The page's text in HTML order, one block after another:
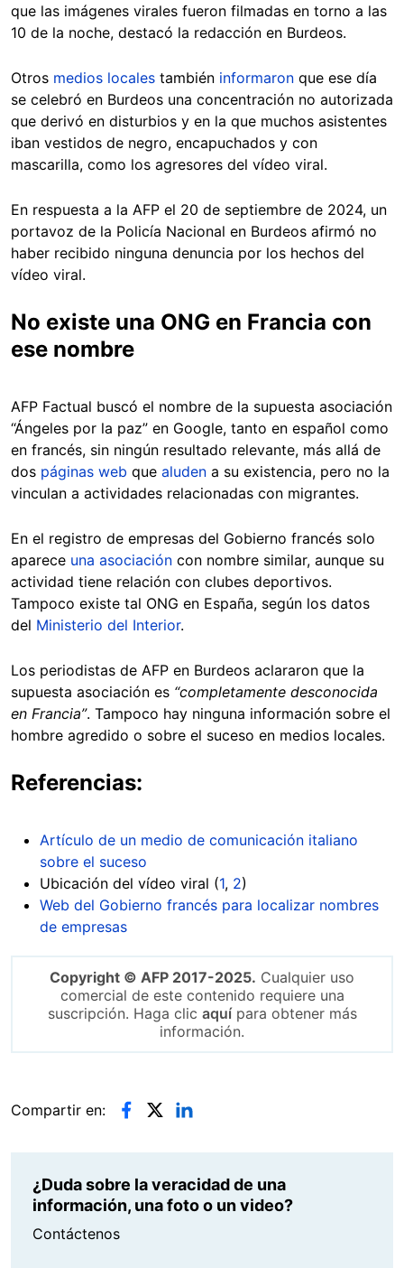
que las imágenes virales fueron filmadas en torno a las
10 de la noche, destacó la redacción en Burdeos.
Otros medios locales también informaron que ese día
se celebró en Burdeos una concentración no autorizada
que derivó en disturbios y en la que muchos asistentes
iban vestidos de negro, encapuchados y con
mascarilla, como los agresores del vídeo viral.
En respuesta a la AFP el 20 de septiembre de 2024, un
portavoz de la Policía Nacional en Burdeos afirmó no
haber recibido ninguna denuncia por los hechos del
vídeo viral.
No existe una ONG en Francia con
ese nombre
AFP Factual buscó el nombre de la supuesta asociación
“Ángeles por la paz” en Google, tanto en español como
en francés, sin ningún resultado relevante, más allá de
dos páginas web que aluden a su existencia, pero no la
vinculan a actividades relacionadas con migrantes.
En el registro de empresas del Gobierno francés solo
aparece una asociación con nombre similar, aunque su
actividad tiene relación con clubes deportivos.
Tampoco existe tal ONG en España, según los datos
del Ministerio del Interior.
Los periodistas de AFP en Burdeos aclararon que la
supuesta asociación es “completamente desconocida
en Francia”. Tampoco hay ninguna información sobre el
hombre agredido o sobre el suceso en medios locales.
Referencias:
Artículo de un medio de comunicación italiano
sobre el suceso
Ubicación del vídeo viral (1, 2)
Web del Gobierno francés para localizar nombres
de empresas
Copyright © AFP 2017-2025. Cualquier uso
comercial de este contenido requiere una
suscripción. Haga clic aquípara obtener más
información.
Compartir en:
¿Duda sobre la veracidad de una
información, una foto o un video?
Contáctenos